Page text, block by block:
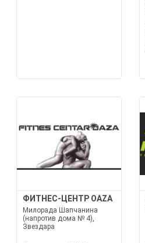
ФИТНЕС-ЦЕНТР OAZA
Милорада Шапчанина
(напротив дома № 4),
Звездара